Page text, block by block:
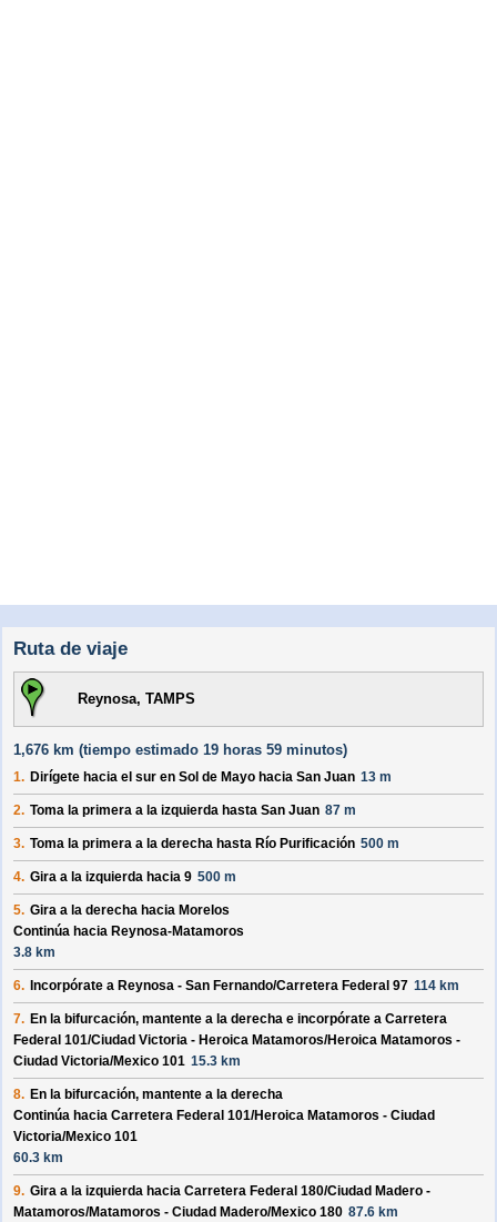
Ruta de viaje
Reynosa, TAMPS
1,676 km (tiempo estimado 19 horas 59 minutos)
1. Dirígete hacia el sur en Sol de Mayo hacia San Juan 13 m
2. Toma la primera a la izquierda hasta San Juan 87 m
3. Toma la primera a la derecha hasta Río Purificación 500 m
4. Gira a la izquierda hacia 9 500 m
5. Gira a la derecha hacia Morelos
Continúa hacia Reynosa-Matamoros
3.8 km
6. Incorpórate a Reynosa - San Fernando/Carretera Federal 97 114 km
7. En la bifurcación, mantente a la derecha e incorpórate a Carretera
Federal 101/Ciudad Victoria - Heroica Matamoros/Heroica Matamoros -
Ciudad Victoria/Mexico 101 15.3 km
8. En la bifurcación, mantente a la derecha
Continúa hacia Carretera Federal 101/Heroica Matamoros - Ciudad
Victoria/Mexico 101
60.3 km
9. Gira a la izquierda hacia Carretera Federal 180/Ciudad Madero -
Matamoros/Matamoros - Ciudad Madero/Mexico 180 87.6 km